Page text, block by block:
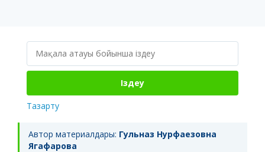
Іздеу
Тазарту
Автор материалдары: Гульназ Нурфаезовна
Ягафарова